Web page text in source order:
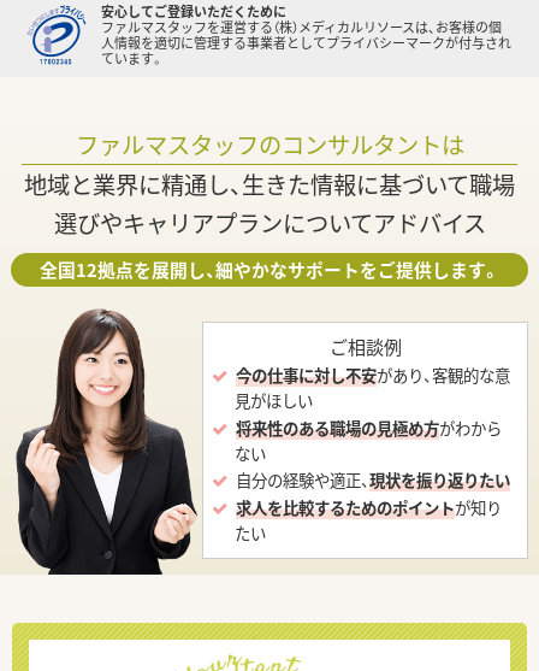
安心してご登録いただくために
ファルマスタッフを運営する（株）メディカルリソースは、お客様の個
人情報を適切に管理する事業者としてプライバシーマークが付与され
ています。
ファルマスタッフのコンサルタントは
地域と業界に精通し、生きた情報に基づいて職場
選びやキャリアプランについてアドバイス
全国12拠点を展開し、細やかなサポートをご提供します。
ご相談例
今の仕事に対し不安があり、客観的な意
見がほしい
将来性のある職場の見極め方がわから
ない
自分の経験や適正、現状を振り返りたい
求人を比較するためのポイントが知り
たい